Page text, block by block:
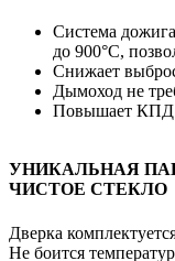
Система
до 900°С,
Снижает
Дымоход не
Повышает КПД
УНИКАЛЬНАЯ
ЧИСТОЕ СТЕКЛО
Дверка
Не боится